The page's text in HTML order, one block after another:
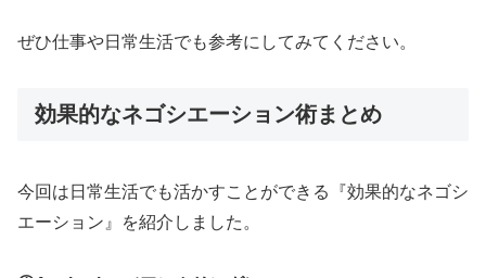
ぜひ仕事や日常生活でも参考にしてみてください。
効果的なネゴシエーション術まとめ
今回は日常生活でも活かすことができる『効果的なネゴシ
エーション』を紹介しました。